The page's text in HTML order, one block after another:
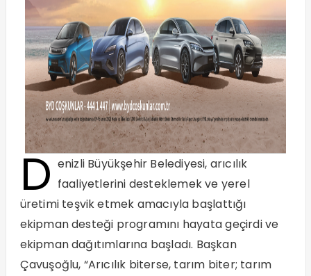
D enizli Büyükşehir Belediyesi, arıcılık
faaliyetlerini desteklemek ve yerel
üretimi teşvik etmek amacıyla başlattığı
ekipman desteği programını hayata geçirdi ve
ekipman dağıtımlarına başladı. Başkan
Çavuşoğlu, “Arıcılık biterse, tarım biter; tarım